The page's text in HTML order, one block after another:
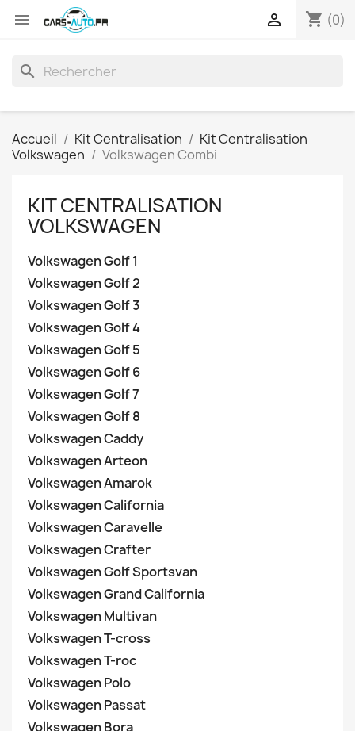
 shopping_cart (0)

search
Accueil Kit Centralisation
Kit Centralisation
Volkswagen
Volkswagen Combi
KIT CENTRALISATION
VOLKSWAGEN
Volkswagen Golf 1
Volkswagen Golf 2
Volkswagen Golf 3
Volkswagen Golf 4
Volkswagen Golf 5
Volkswagen Golf 6
Volkswagen Golf 7
Volkswagen Golf 8
Volkswagen Caddy
Volkswagen Arteon
Volkswagen Amarok
Volkswagen California
Volkswagen Caravelle
Volkswagen Crafter
Volkswagen Golf Sportsvan
Volkswagen Grand California
Volkswagen Multivan
Volkswagen T-cross
Volkswagen T-roc
Volkswagen Polo
Volkswagen Passat
Volkswagen Bora